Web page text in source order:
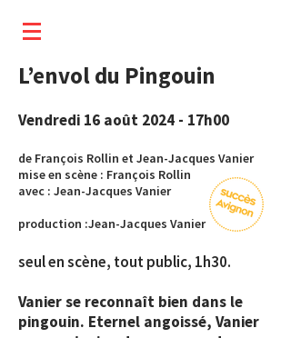
L’envol du Pingouin
Vendredi 16 août 2024 - 17h00
de François Rollin et Jean-Jacques Vanier
mise en scène : François Rollin
avec : Jean-Jacques Vanier
production :Jean-Jacques Vanier
seul en scène, tout public, 1h30.
Vanier se reconnaît bien dans le
pingouin. Eternel angoissé, Vanier